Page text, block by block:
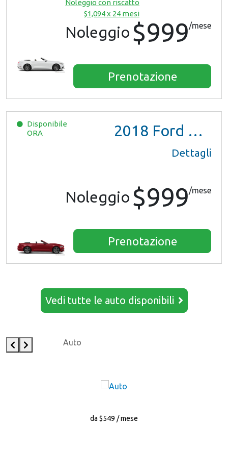
Noleggio con riscatto
$1,094 x 24 mesi
Noleggio $999/mese
Prenotazione
Disponibile
ORA
2018 Ford Mustang
Dettagli
Noleggio $999/mese
Prenotazione
Vedi tutte le auto disponibili
Auto
da $549 / mese